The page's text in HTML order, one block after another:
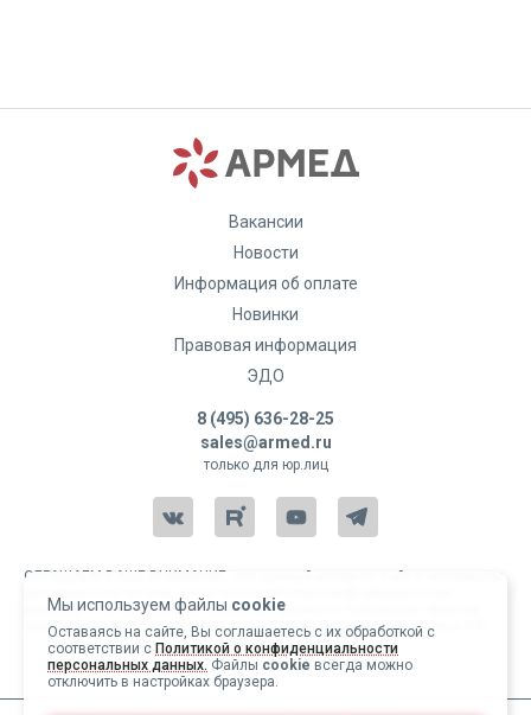
Мы используем файлы cookie
Оставаясь на сайте, Вы соглашаетесь с их обработкой с
соответствии с Политикой о конфиденциальности
персональных данных. Файлы cookie всегда можно
отключить в настройках браузера.
Вакансии
Новости
Информация об оплате
Новинки
Правовая информация
ЭДО
8 (495) 636-28-25
sales@armed.ru
только для юр.лиц
ОБРАЩАЕМ ВАШЕ ВНИМАНИЕ, что данный интернет-сайт и материалы,
характер и ни при каких условиях не являются публичной офертой,
определяемой положениями статьи 437 Гражданского кодекса РФ.
Copyright 2004-2026 © Армед